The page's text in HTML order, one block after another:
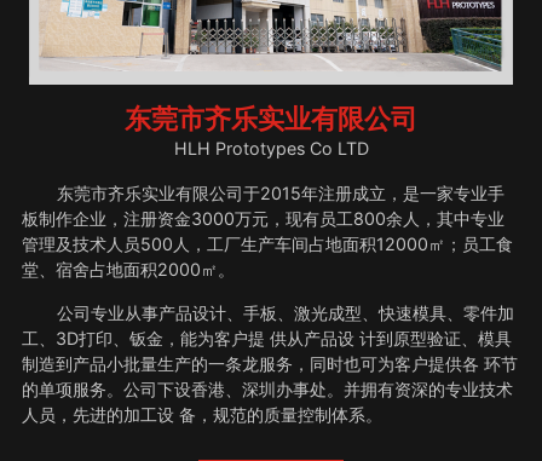
东莞市齐乐实业有限公司
HLH Prototypes Co LTD
东莞市齐乐实业有限公司于2015年注册成立，是一家专业手
板制作企业，注册资金3000万元，现有员工800余人，其中专业
管理及技术人员500人，工厂生产车间占地面积12000㎡；员工食
堂、宿舍占地面积2000㎡。
公司专业从事产品设计、手板、激光成型、快速模具、零件加
工、3D打印、钣金，能为客户提 供从产品设 计到原型验证、模具
制造到产品小批量生产的一条龙服务，同时也可为客户提供各 环节
的单项服务。公司下设香港、深圳办事处。并拥有资深的专业技术
人员，先进的加工设 备，规范的质量控制体系。